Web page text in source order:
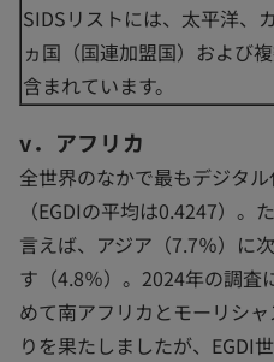
SIDSリストには、太平洋、
ヵ国（国連加盟国）および
含まれています。
v．アフリカ
全世界のなかで最もデジタ
（EGDIの平均は0.4247）
言えば、アジア（7.7％）に
す（4.8％）。2024年の調査
めて南アフリカとモーリシ
りを果たしましたが、EGDI